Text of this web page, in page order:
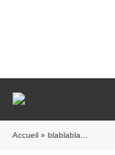
Accueil » blablabla...